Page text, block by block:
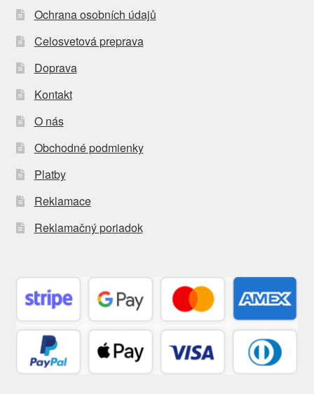
Ochrana osobních údajů
Celosvetová preprava
Doprava
Kontakt
O nás
Obchodné podmienky
Platby
Reklamace
Reklamačný poriadok